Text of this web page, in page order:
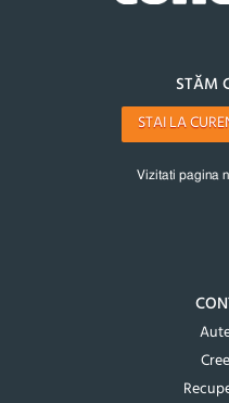
STĂM
STAI LA
Vizitati pagina